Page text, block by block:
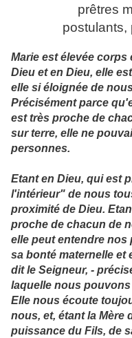
prêtres
postulants,
Marie est élevée corps
Dieu et en Dieu, elle
elle si éloignée de
Précisément parce
est très proche de
sur terre, elle ne
personnes.
Etant en Dieu, qui est
l'intérieur" de nous
proximité de Dieu.
proche de chacun de
elle peut entendre nos
sa bonté maternelle et
dit le Seigneur, -
laquelle nous
Elle nous écoute
nous, et, étant la Mère
puissance du Fils, de